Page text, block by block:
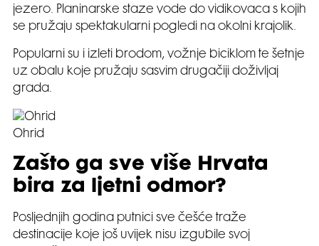
jezero. Planinarske staze vode do vidikovaca s kojih
se pružaju spektakularni pogledi na okolni krajolik.
Popularni su i izleti brodom, vožnje biciklom te šetnje
uz obalu koje pružaju sasvim drugačiji doživljaj
grada.
Ohrid
Zašto ga sve više Hrvata
bira za ljetni odmor?
Posljednjih godina putnici sve češće traže
destinacije koje još uvijek nisu izgubile svoj